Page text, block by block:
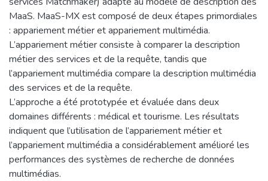
MaaS. MaaS-MX est composé de deux étapes primordiales
: appariement métier et appariement multimédia.
L’appariement métier consiste à comparer la description
métier des services et de la requête, tandis que
l’appariement multimédia compare la description multimédia
des services et de la requête.
L’approche a été prototypée et évaluée dans deux
domaines différents : médical et tourisme. Les résultats
indiquent que l’utilisation de l’appariement métier et
l’appariement multimédia a considérablement amélioré les
performances des systèmes de recherche de données
multimédias.